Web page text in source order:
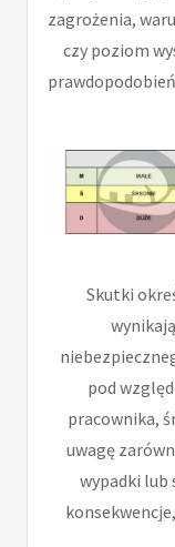
zagrożenia,
czy poziom
Skutki
pod
pracownika,
uwagę
wypadki lub